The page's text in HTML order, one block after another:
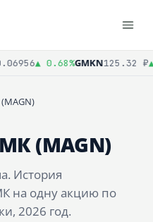
▲ 0.68%GMKN125.32 ₽ ▲
(MAGN)
История
на одну акцию по
2026 год.